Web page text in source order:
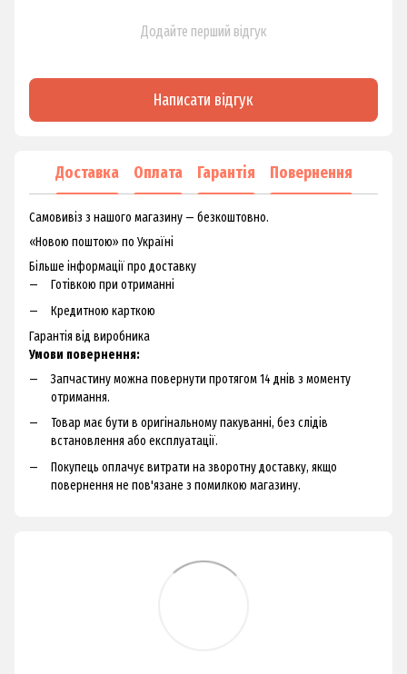
Додайте перший відгук
Написати відгук
Доставка Оплата Гарантія Повернення
Самовивіз з нашого магазину — безкоштовно.
«Новою поштою» по Україні
Більше інформації про доставку
Готівкою при отриманні
Кредитною карткою
Гарантія від виробника
Умови повернення:
Запчастину можна повернути протягом 14 днів з моменту
отримання.
Товар має бути в оригінальному пакуванні, без слідів
встановлення або експлуатації.
Покупець оплачує витрати на зворотну доставку, якщо
повернення не пов'язане з помилкою магазину.